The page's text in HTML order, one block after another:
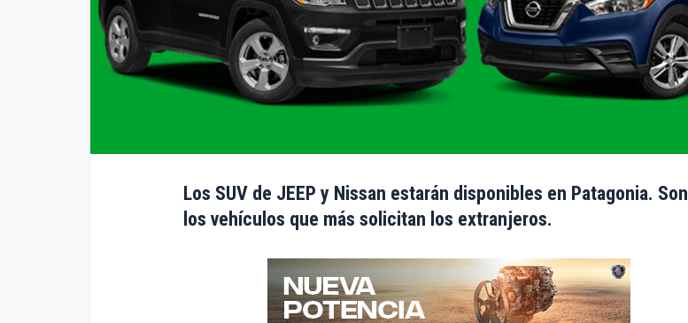
Los SUV de JEEP y Nissan estarán disponibles en Patagonia. Son
los vehículos que más solicitan los extranjeros.